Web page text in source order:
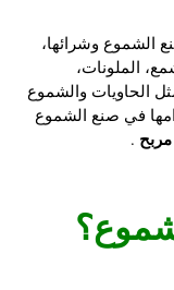
الشموع وشرائها،
الملونات،
الحاويات والشموع
في صنع الشموع
.